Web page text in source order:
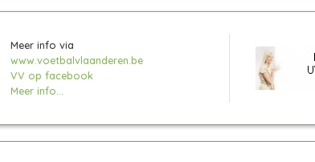
Meer info via
www.voetbalvlaanderen.be
VV op facebook
Meer info...